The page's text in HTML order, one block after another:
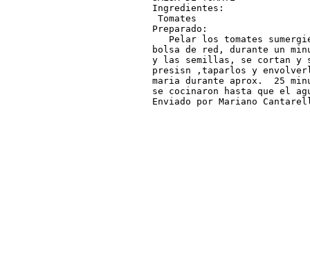
Ingredientes:
Tomates
Preparado:
Pelar los tomates
bolsa de red, durante un
y las semillas, se cortan y
presisn ,taparlos y
maria durante aprox.  25
se cocinaron hasta que el